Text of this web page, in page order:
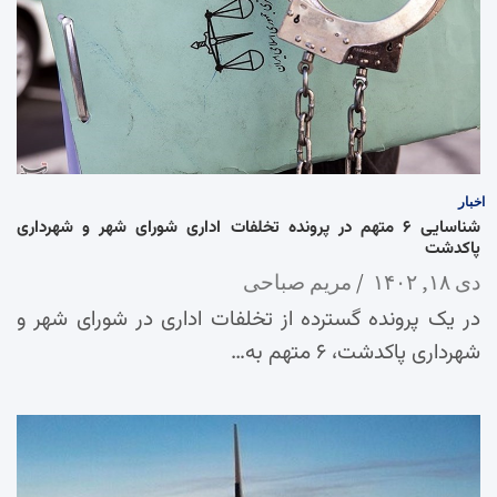
اخبار
شناسایی ۶ متهم در پرونده تخلفات اداری شورای شهر و شهرداری
پاکدشت
دی ۱۸, ۱۴۰۲ مریم صباحی
در یک پرونده گسترده از تخلفات اداری در شورای شهر و
شهرداری پاکدشت، ۶ متهم به…